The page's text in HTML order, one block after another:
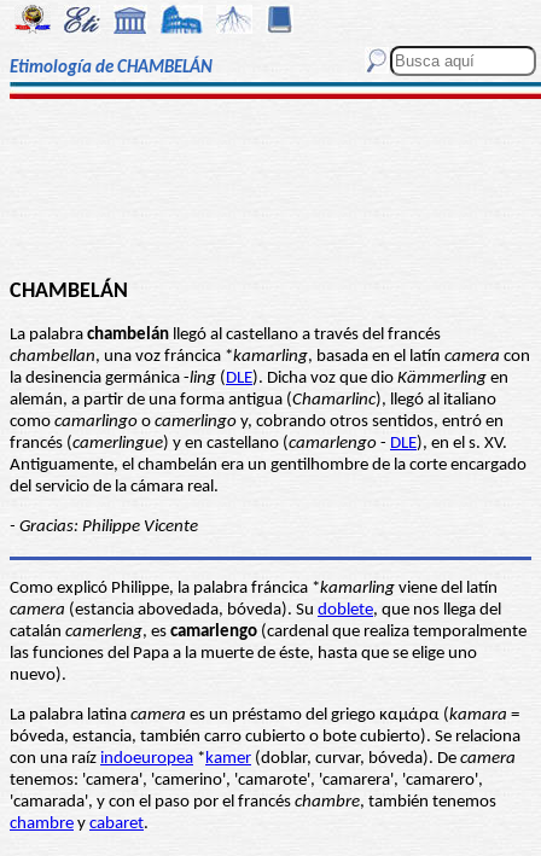
Etimología de CHAMBELÁN
CHAMBELÁN
La palabra chambelán llegó al castellano a través del francés
chambellan, una voz fráncica *kamarling, basada en el latín camera con
la desinencia germánica -ling (DLE). Dicha voz que dio Kämmerling en
alemán, a partir de una forma antigua (Chamarlinc), llegó al italiano
como camarlingo o camerlingo y, cobrando otros sentidos, entró en
francés (camerlingue) y en castellano (camarlengo - DLE), en el s. XV.
Antiguamente, el chambelán era un gentilhombre de la corte encargado
del servicio de la cámara real.
- Gracias: Philippe Vicente
Como explicó Philippe, la palabra fráncica *kamarling viene del latín
camera (estancia abovedada, bóveda). Su doblete, que nos llega del
catalán camerleng, es camarlengo (cardenal que realiza temporalmente
las funciones del Papa a la muerte de éste, hasta que se elige uno
nuevo).
La palabra latina camera es un préstamo del griego καμάρα (kamara =
bóveda, estancia, también carro cubierto o bote cubierto). Se relaciona
con una raíz indoeuropea *kamer (doblar, curvar, bóveda). De camera
tenemos: 'camera', 'camerino', 'camarote', 'camarera', 'camarero',
'camarada', y con el paso por el francés chambre, también tenemos
chambre y cabaret.